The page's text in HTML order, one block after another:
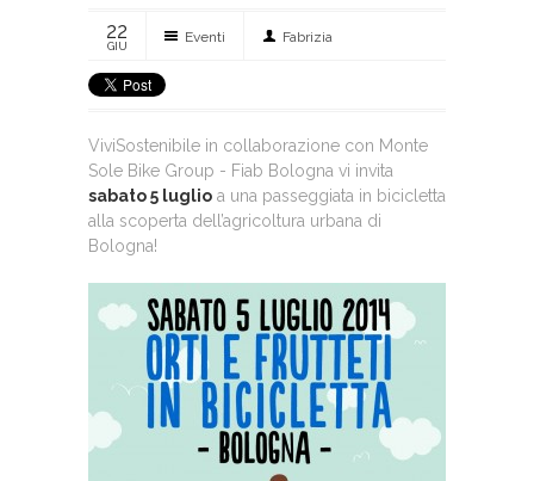
22
GIU
Eventi Fabrizia
ViviSostenibile in collaborazione con Monte
Sole Bike Group - Fiab Bologna vi invita
sabato 5 luglio a una passeggiata in bicicletta
alla scoperta dell’agricoltura urbana di
Bologna!